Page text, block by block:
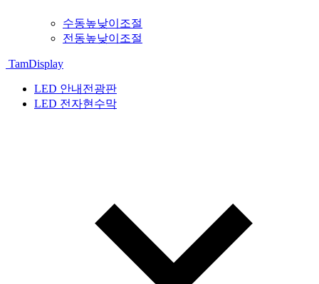
수동높낮이조절
전동높낮이조절
TamDisplay
LED 안내전광판
LED 전자현수막